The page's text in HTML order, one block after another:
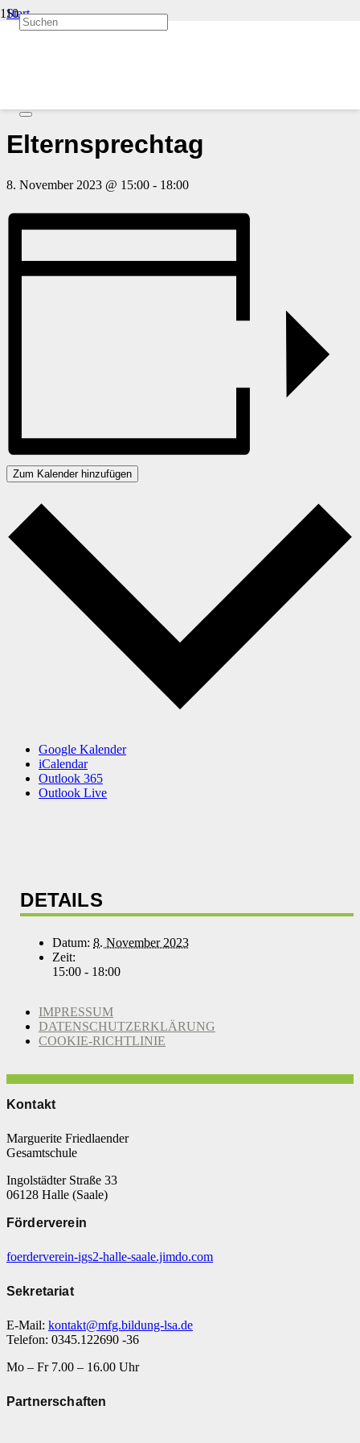
Start
Veranstaltungen
Elternsprechtag
8. November 2023 @ 15:00 - 18:00
Zum Kalender hinzufügen
Google Kalender
iCalendar
Outlook 365
Outlook Live
DETAILS
Datum: 8. November 2023
Zeit:
15:00 - 18:00
IMPRESSUM
DATENSCHUTZERKLÄRUNG
COOKIE-RICHTLINIE
Kontakt
Marguerite Friedlaender
Gesamtschule
Ingolstädter Straße 33
06128 Halle (Saale)
Förderverein
foerderverein-igs2-halle-saale.jimdo.com
Sekretariat
E-Mail: kontakt@mfg.bildung-lsa.de
Telefon: 0345.122690 -36
Mo – Fr 7.00 – 16.00 Uhr
Partnerschaften